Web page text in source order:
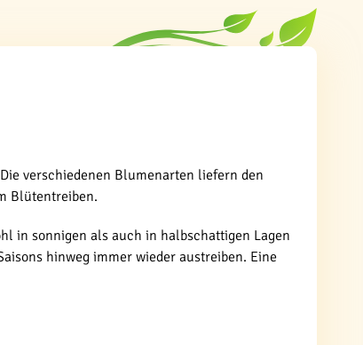
verschiedenen Blumenarten liefern den
Blütentreiben.
in sonnigen als auch in halbschattigen Lagen
hinweg immer wieder austreiben. Eine